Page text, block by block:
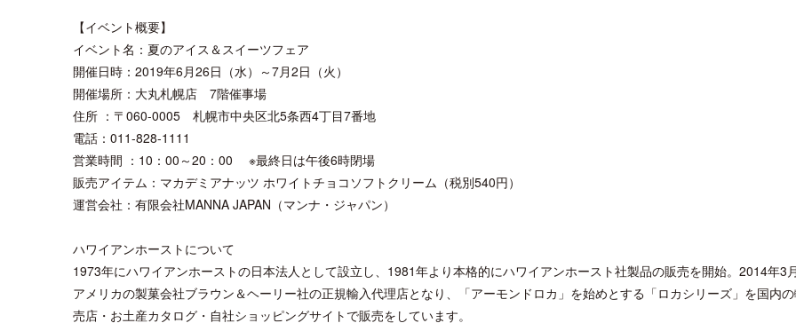
【イベント概要】
イベント名：夏のアイス＆スイーツフェア
開催日時：2019年6月26日（水）～7月2日（火）
開催場所：大丸札幌店 7階催事場
住所 ：〒060-0005 札幌市中央区北5条西4丁目7番地
電話：011-828-1111
営業時間 ：10：00～20：00 ※最終日は午後6時閉場
販売アイテム：マカデミアナッツ ホワイトチョコソフトクリーム（税別540円）
運営会社：有限会社MANNA JAPAN（マンナ・ジャパン）
ハワイアンホーストについて
1973年にハワイアンホーストの日本法人として設立し、1981年より本格的にハワイアンホースト社製品の販売を開始。2014年3月
アメリカの製菓会社ブラウン＆ヘーリー社の正規輸入代理店となり、「アーモンドロカ」を始めとする「ロカシリーズ」を国内
売店・お土産カタログ・自社ショッピングサイトで販売をしています。